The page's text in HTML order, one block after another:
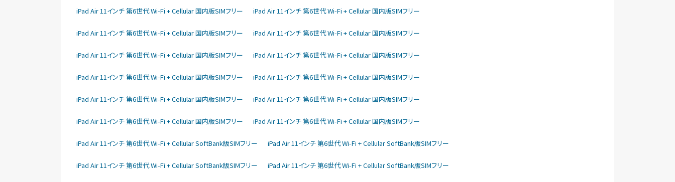
iPad Air 11インチ 第6世代 Wi-Fi + Cellular 国内版SIMフリー iPad Air 11インチ 第6世代 Wi-Fi + Cellular 国内版SIMフリー
iPad Air 11インチ 第6世代 Wi-Fi + Cellular 国内版SIMフリー iPad Air 11インチ 第6世代 Wi-Fi + Cellular 国内版SIMフリー
iPad Air 11インチ 第6世代 Wi-Fi + Cellular 国内版SIMフリー iPad Air 11インチ 第6世代 Wi-Fi + Cellular 国内版SIMフリー
iPad Air 11インチ 第6世代 Wi-Fi + Cellular 国内版SIMフリー iPad Air 11インチ 第6世代 Wi-Fi + Cellular 国内版SIMフリー
iPad Air 11インチ 第6世代 Wi-Fi + Cellular 国内版SIMフリー iPad Air 11インチ 第6世代 Wi-Fi + Cellular 国内版SIMフリー
iPad Air 11インチ 第6世代 Wi-Fi + Cellular 国内版SIMフリー iPad Air 11インチ 第6世代 Wi-Fi + Cellular 国内版SIMフリー
iPad Air 11インチ 第6世代 Wi-Fi + Cellular SoftBank版SIMフリー iPad Air 11インチ 第6世代 Wi-Fi + Cellular SoftBank版SIMフリー
iPad Air 11インチ 第6世代 Wi-Fi + Cellular SoftBank版SIMフリー iPad Air 11インチ 第6世代 Wi-Fi + Cellular SoftBank版SIMフリー